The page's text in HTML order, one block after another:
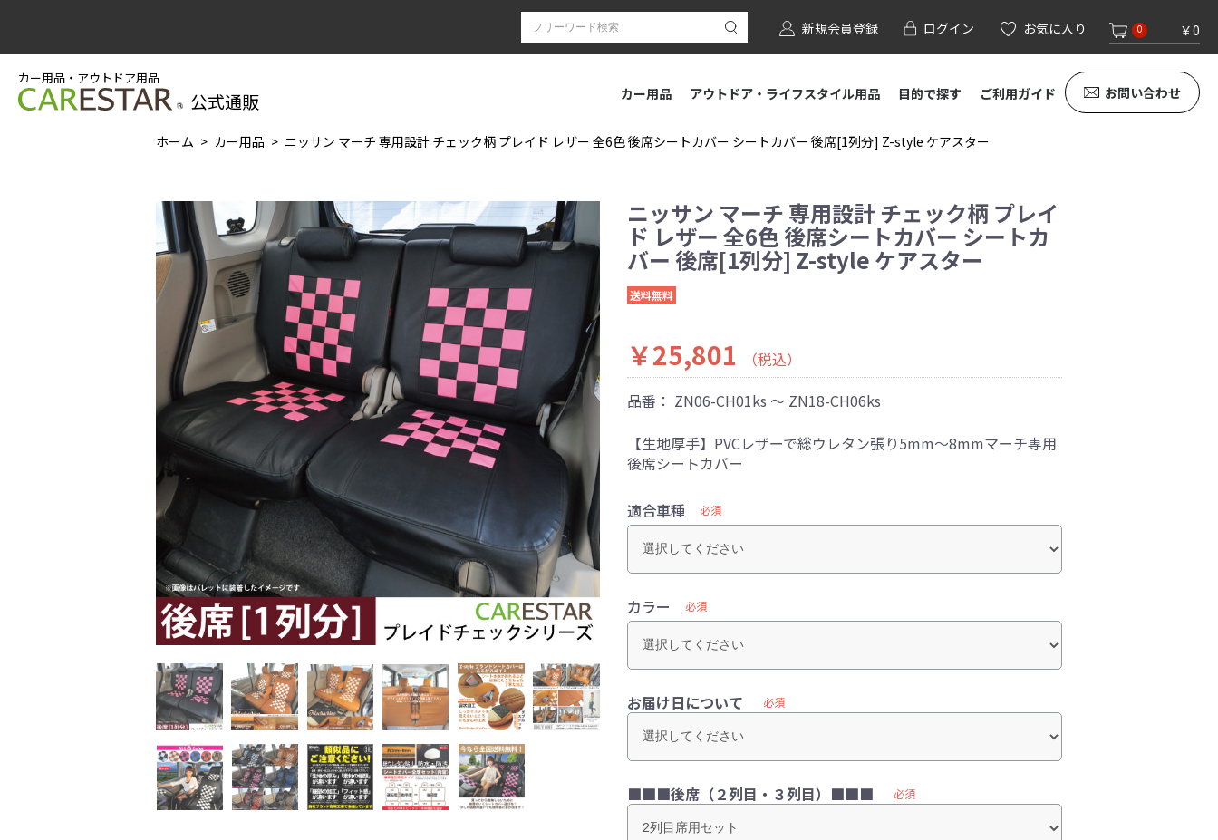
新規会員登録 ログイン お気に入り 0 ￥0
カー用品・アウトドア用品
公式通販 カー用品 アウトドア・ライフスタイル用品 目的で探す ご利用ガイド お問い合わせ
ホーム カー用品 ニッサン マーチ 専用設計 チェック柄 プレイド レザー 全6色 後席シートカバー シートカバー 後席[1列分] Z-style ケアスター
ニッサン マーチ 専用設計 チェック柄 プレイ
ド レザー 全6色 後席シートカバー シートカ
バー 後席[1列分] Z-style ケアスター
送料無料
￥25,801
（税込）
品番： ZN06-CH01ks ～ ZN18-CH06ks
【生地厚手】PVCレザーで総ウレタン張り5mm～8mmマーチ専用
後席シートカバー
適合車種 必須
カラー 必須
お届け日について 必須
■■■後席（２列目・３列目）■■■ 必須